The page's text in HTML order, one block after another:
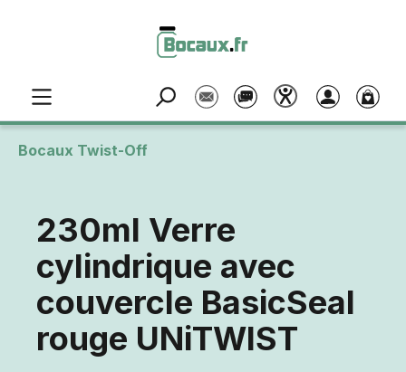
Bocaux Twist-Off
230ml Verre
cylindrique avec
couvercle BasicSeal
rouge UNiTWIST